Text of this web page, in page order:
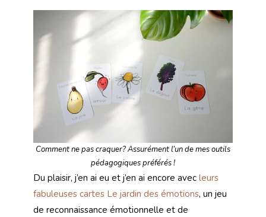
Comment ne pas craquer? Assurément l’un de mes outils
pédagogiques préférés !
Du plaisir, j’en ai eu et j’en ai encore avec leurs
fabuleuses cartes Le jardin des émotions, un jeu
de reconnaissance émotionnelle et de